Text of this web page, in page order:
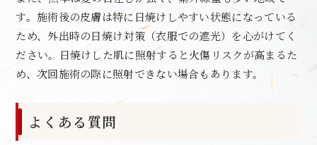
す。施術後の皮膚は特に日焼けしやすい状態になっている
ため、外出時の日焼け対策（衣服での遮光）を心がけてく
ださい。日焼けした肌に照射すると火傷リスクが高まるた
め、次回施術の際に照射できない場合もあります。
よくある質問